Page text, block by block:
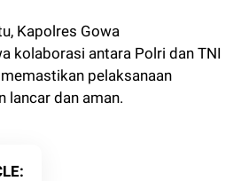
Kapolres Gowa
kolaborasi antara Polri dan TNI
pelaksanaan
lancar dan aman.